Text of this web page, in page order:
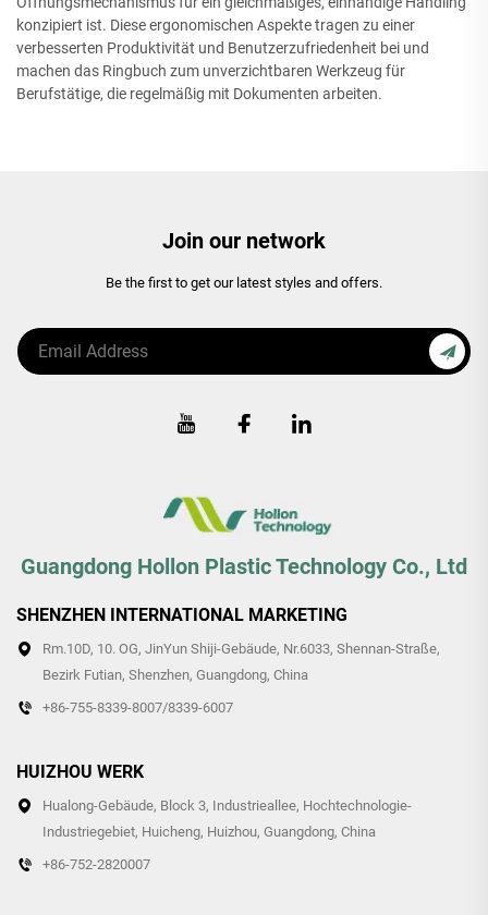
konzipiert ist. Diese ergonomischen Aspekte tragen zu einer
verbesserten Produktivität und Benutzerzufriedenheit bei und
machen das Ringbuch zum unverzichtbaren Werkzeug für
Berufstätige, die regelmäßig mit Dokumenten arbeiten.
Join our network
Be the first to get our latest styles and offers.
Guangdong Hollon Plastic Technology Co., Ltd
SHENZHEN INTERNATIONAL MARKETING
Rm.10D, 10. OG, JinYun Shiji-Gebäude, Nr.6033, Shennan-Straße,
Bezirk Futian, Shenzhen, Guangdong, China
+86-755-8339-8007/8339-6007
HUIZHOU WERK
Hualong-Gebäude, Block 3, Industrieallee, Hochtechnologie-
Industriegebiet, Huicheng, Huizhou, Guangdong, China
+86-752-2820007